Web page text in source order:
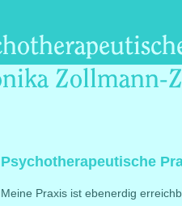
Psychotherapeutische
Meine Praxis ist ebenerdig